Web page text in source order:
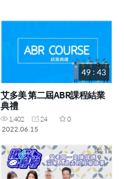
49 : 43
艾多美 第二屆ABR課程結業
典禮
1,402 24
0
2022.06.15